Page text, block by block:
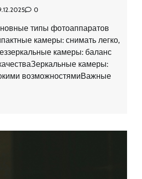
0
типы фотоаппаратов
камеры: снимать легко,
камеры: баланс
камеры:
возможностямиВажные